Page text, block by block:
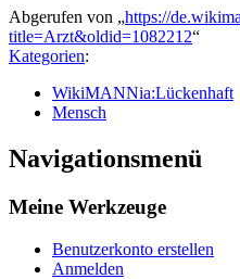
Abgerufen von „https://
title=Arzt&oldid=1082212“
Kategorien:
WikiMANNia:Lückenhaft
Mensch
Navigationsmenü
Meine Werkzeuge
Benutzerkonto erstellen
Anmelden